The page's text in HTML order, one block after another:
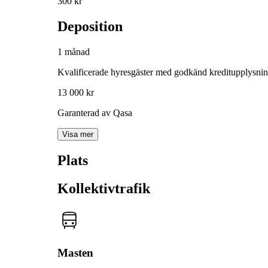
Deposition
1 månad
Kvalificerade hyresgäster med godkänd
13 000 kr
Garanterad av Qasa
Visa mer
Plats
Kollektivtrafik
Masten